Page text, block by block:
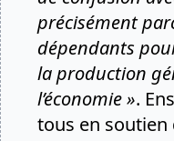
précisément
dépendants
la production
l’économie ».
tous en soutien